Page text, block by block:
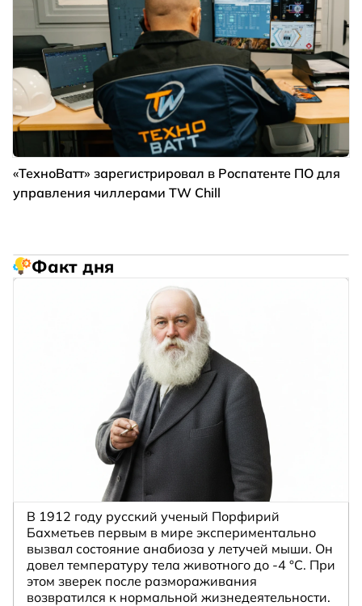
«ТехноВатт» зарегистрировал в Роспатенте ПО для
управления чиллерами TW Chill
Факт дня
В 1912 году русский ученый Порфирий
Бахметьев первым в мире экспериментально
вызвал состояние анабиоза у летучей мыши. Он
довел температуру тела животного до -4 °C. При
этом зверек после размораживания
возвратился к нормальной жизнедеятельности.